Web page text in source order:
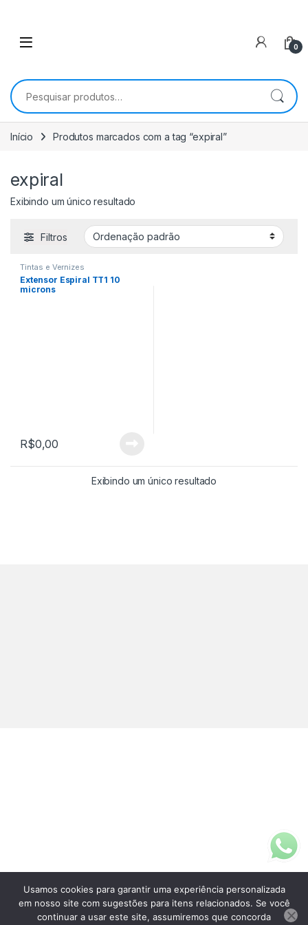
0
Pesquisar por:
Início Produtos marcados com a tag “expiral”
expiral
Exibindo um único resultado
Filtros
Tintas e Vernizes
Extensor Espiral TT1 10
microns
R$0,00
Exibindo um único resultado
Fale Conosco
(11)3313-5200
Usamos cookies para garantir uma experiência personalizada
em nosso site com sugestões para itens relacionados. Se você
continuar a usar este site, assumiremos que concorda